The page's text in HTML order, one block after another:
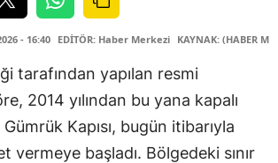
- 16:40 EDİTÖR: Haber Merkezi KAYNAK: (HABER
tarafından yapılan resmi
2014 yılından bu yana kapalı
Kapısı, bugün itibarıyla
vermeye başladı. Bölgedeki sınır